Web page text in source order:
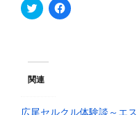
ク
リ
T
i
F
a
関連
広尾セルクル体験談～エス